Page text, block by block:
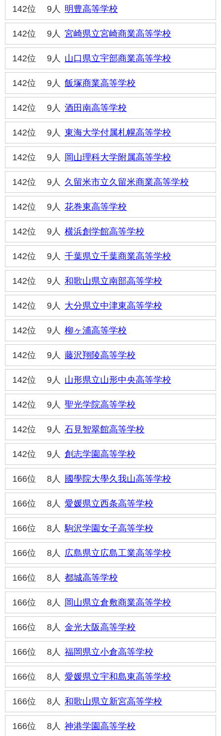
142位 9人 明豊高等学校
142位 9人 宮崎県立宮崎商業高等学校
142位 9人 山口県立宇部商業高等学校
142位 9人 飯塚商業高等学校
142位 9人 酒田南高等学校
142位 9人 東海大学付属札幌高等学校
142位 9人 岡山理科大学附属高等学校
142位 9人 久留米市立久留米商業高等学校
142位 9人 花巻東高等学校
142位 9人 横浜創学館高等学校
142位 9人 千葉県立千葉商業高等学校
142位 9人 和歌山県立南部高等学校
142位 9人 大分県立中津東高等学校
142位 9人 柳ヶ浦高等学校
142位 9人 藤沢翔陵高等学校
142位 9人 山形県立山形中央高等学校
142位 9人 聖光学院高等学校
142位 9人 石見智翠館高等学校
142位 9人 創志学園高等学校
166位 8人 國學院大學久我山高等学校
166位 8人 愛媛県立西条高等学校
166位 8人 駒沢学園女子高等学校
166位 8人 広島県立広島工業高等学校
166位 8人 都城高等学校
166位 8人 岡山県立倉敷商業高等学校
166位 8人 金光大阪高等学校
166位 8人 福岡県立小倉高等学校
166位 8人 愛媛県立宇和島東高等学校
166位 8人 和歌山県立新宮高等学校
166位 8人 神港学園高等学校